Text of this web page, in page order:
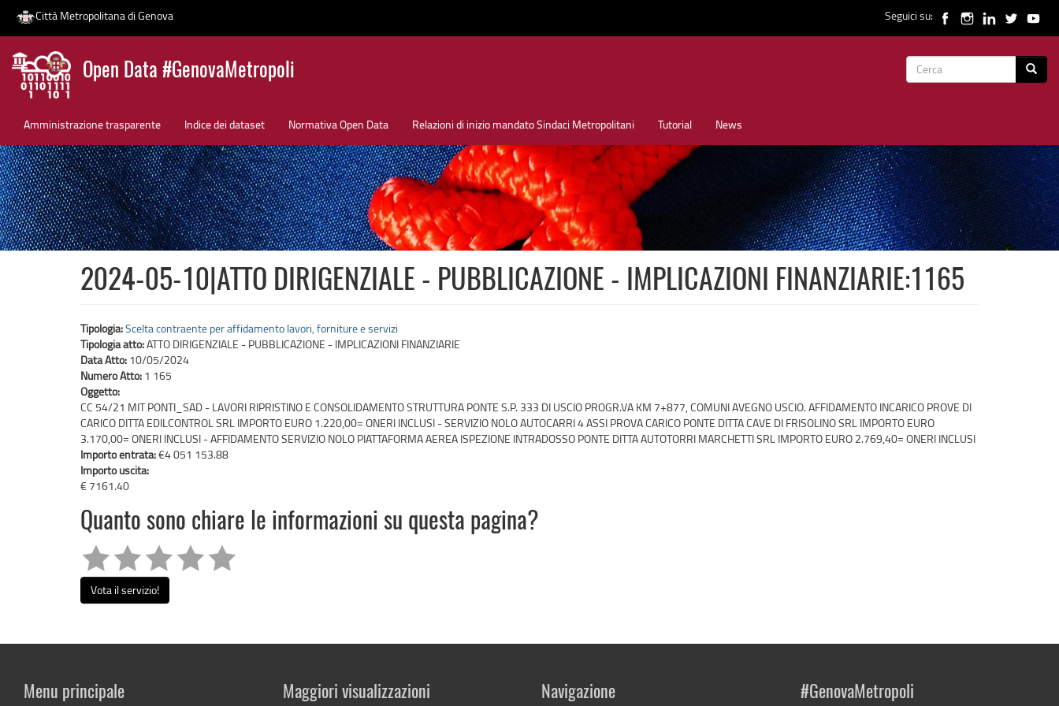
Salta
contenuto
Città Metropolitana di Genova Seguici su:
Open Data #GenovaMetropoli
Form
Amministrazione trasparente Indice dei dataset Normativa Open Data Relazioni di inizio mandato Sindaci Metropolitani Tutorial News
News
2024-05-10|ATTO DIRIGENZIALE - PUBBLICAZIONE - IMPLICAZIONI FINANZIARIE:1165
Tipologia:Scelta contraente per affidamento lavori, forniture e servizi
Tipologia atto:ATTO DIRIGENZIALE - PUBBLICAZIONE - IMPLICAZIONI FINANZIARIE
Data Atto: 10/05/2024
Numero Atto: 1 165
Oggetto:
CC 54/21 MIT PONTI_SAD - LAVORI RIPRISTINO E CONSOLIDAMENTO STRUTTURA PONTE S.P. 333 DI USCIO PROGR.VA KM 7+877, COMUNI AVEGNO USCIO. AFFIDAMENTO INCARICO PROVE DI
CARICO DITTA EDILCONTROL SRL IMPORTO EURO 1.220,00= ONERI INCLUSI - SERVIZIO NOLO AUTOCARRI 4 ASSI PROVA CARICO PONTE DITTA CAVE DI FRISOLINO SRL IMPORTO EURO
3.170,00= ONERI INCLUSI - AFFIDAMENTO SERVIZIO NOLO PIATTAFORMA AEREA ISPEZIONE INTRADOSSO PONTE DITTA AUTOTORRI MARCHETTI SRL IMPORTO EURO 2.769,40= ONERI INCLUSI
Importo entrata:€4 051 153.88
Importo uscita:
€ 7161.40
Quanto sono chiare le informazioni su questa pagina?
Vota il servizio!
Menu principale Maggiori visualizzazioni Navigazione #GenovaMetropoli